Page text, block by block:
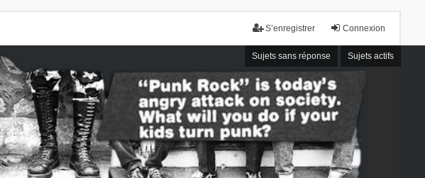
Connexion
S’enregistrer
Sujets sans réponse Sujets actifs